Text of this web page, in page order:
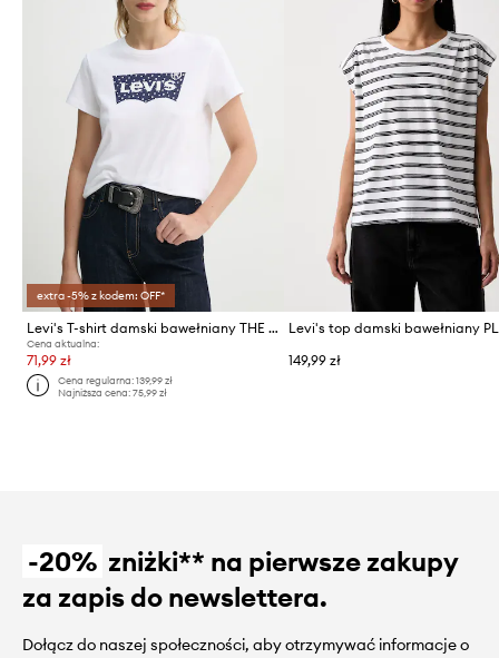
extra -5% z kodem: OFF*
Levi's T-shirt damski bawełniany THE PERFECT
Cena aktualna:
71,99 zł
Cena regularna:139,99 zł
Najniższa cena:75,99 zł
149,99 zł
-20% zniżki** na pierwsze zakupy
za zapis do newslettera.
Dołącz do naszej społeczności, aby otrzymywać informacje o